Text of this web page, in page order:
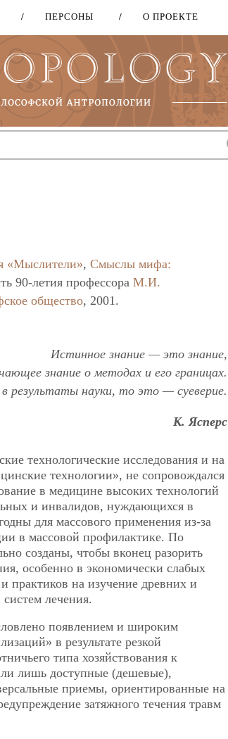
ПЕРСОНЫ О ПРОЕКТЕ
«Мыслители», Смыслы мифа:
90-летия профессора М.И.
общество, 2001.
Истинное знание — это знание,
знание о методах и его границах.
результаты науки, то это — суеверие.
К. Ясперс
технологические исследования и на
технологии», не сопровождался
в медицине высоких технологий
и инвалидов, нуждающихся в
для массового применения из-за
в массовой профилактике. По
созданы, чтобы вконец разорить
особенно в экономически слабых
практиков на изучение древних и
лечения.
появлением и широким
в результате резкой
типа хозяйствования к
лишь доступные (дешевые),
приемы, ориентированные на
затяжного течения травм